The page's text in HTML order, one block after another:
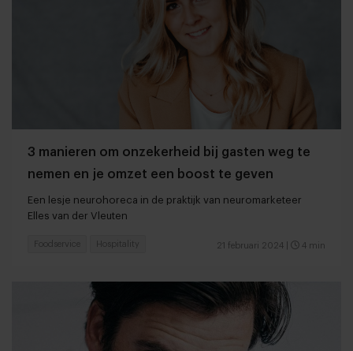
3 manieren om onzekerheid bij gasten weg te
nemen en je omzet een boost te geven
Een lesje neurohoreca in de praktijk van neuromarketeer
Elles van der Vleuten
21 februari 2024 4 min
Foodservice Hospitality